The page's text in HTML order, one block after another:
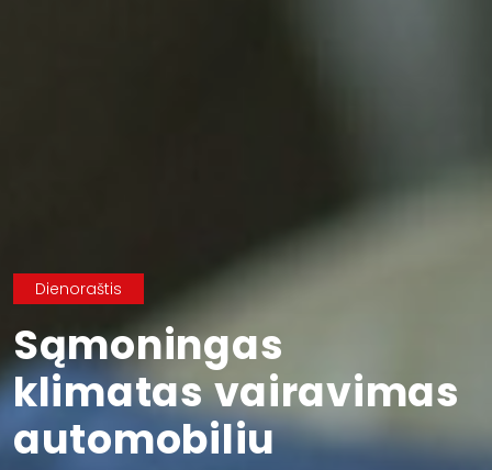
Dienoraštis
Sąmoningas
klimatas vairavimas
automobiliu